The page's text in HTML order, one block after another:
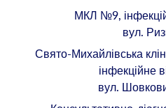
МКЛ №9,
вул.
Свято-Михайлівська
інфекційне
вул.